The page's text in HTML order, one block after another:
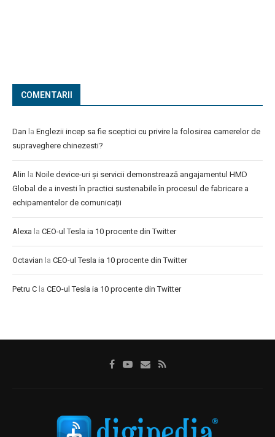
COMENTARII
Dan la Englezii incep sa fie sceptici cu privire la folosirea camerelor de
supraveghere chinezesti?
Alin la Noile device-uri și servicii demonstrează angajamentul HMD
Global de a investi în practici sustenabile în procesul de fabricare a
echipamentelor de comunicații
Alexa la CEO-ul Tesla ia 10 procente din Twitter
Octavian la CEO-ul Tesla ia 10 procente din Twitter
Petru C la CEO-ul Tesla ia 10 procente din Twitter